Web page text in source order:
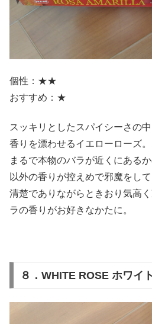
個性：★★
おすすめ：★
スッキリとしたスパイシーさの
香りを漂わせるイエローローズ。
まるで本物のバラが近くにある
以外の香りが控えめで邪魔をして
清楚でありながらときおり気高
ラの香りがお好きなかたに。
８．WHITE ROSE ホワイ